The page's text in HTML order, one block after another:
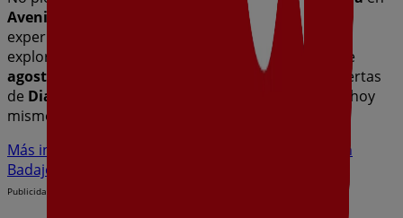
Avenida Santa Marina, 33
para disfrutar de una
experiencia de compra completa. Te invitamos a
explorar las promociones que tenemos para ti este
agosto
y mantenerte informado de las mejores ofertas
de Dia
. ¡Visítanos y empieza a ahorrar hoy
mismo!
Más información de Dia
Ver otras tiendas de Dia en
Badajoz
Publicidad